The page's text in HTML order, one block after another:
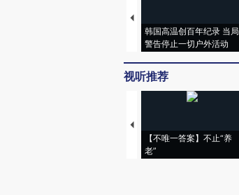
韩国高温创百年纪录 当局
警告停止一切户外活动
视听推荐
【不唯一答案】不止“养
老”